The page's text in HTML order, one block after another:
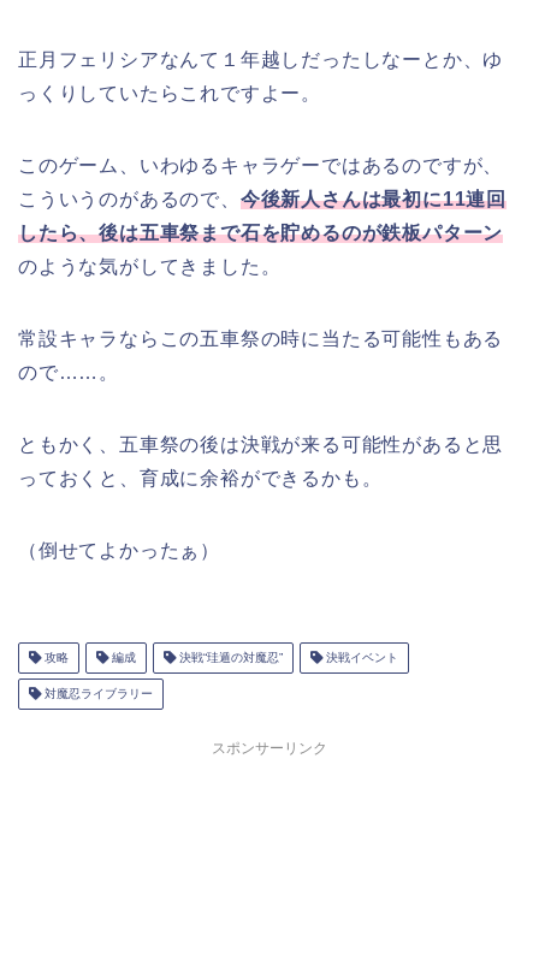
正月フェリシアなんて１年越しだったしなーとか、ゆ
っくりしていたらこれですよー。
このゲーム、いわゆるキャラゲーではあるのですが、
こういうのがあるので、 今後新人さんは最初に11連回
したら、後は五車祭まで石を貯めるのが鉄板パターン
のような気がしてきました。
常設キャラならこの五車祭の時に当たる可能性もある
ので……。
ともかく、五車祭の後は決戦が来る可能性があると思
っておくと、育成に余裕ができるかも。
（倒せてよかったぁ）
攻略 編成 決戦“珪遁の対魔忍” 決戦イベント
対魔忍ライブラリー
スポンサーリンク